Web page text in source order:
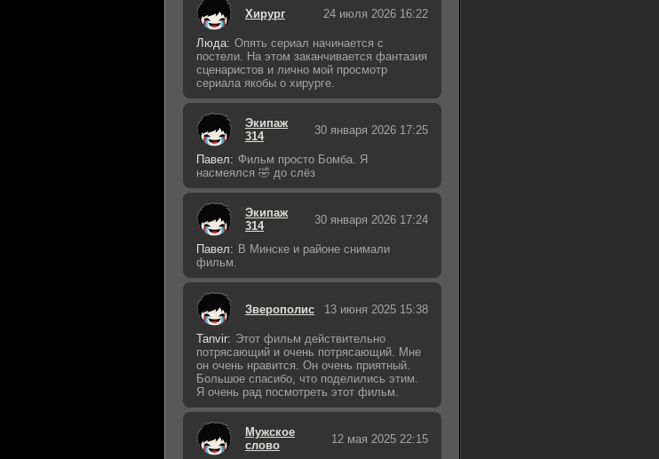
Хирург 24 июля 2026 16:22
Люда: Опять сериал начинается с
постели. На этом заканчивается фантазия
сценаристов и лично мой просмотр
сериала якобы о хирурге.
Экипаж
314
30 января 2026 17:25
Павел: Фильм просто Бомба. Я
насмеялся 🤣 до слёз
Экипаж
314
30 января 2026 17:24
Павел: В Минске и районе снимали
фильм.
Зверополис 13 июня 2025 15:38
Tanvir: Этот фильм действительно
потрясающий и очень потрясающий. Мне
он очень нравится. Он очень приятный.
Большое спасибо, что поделились этим.
Я очень рад посмотреть этот фильм.
Мужское
слово
12 мая 2025 22:15